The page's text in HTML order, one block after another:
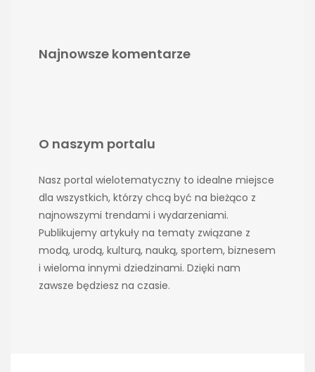
Najnowsze komentarze
O naszym portalu
Nasz portal wielotematyczny to idealne miejsce
dla wszystkich, którzy chcą być na bieżąco z
najnowszymi trendami i wydarzeniami.
Publikujemy artykuły na tematy związane z
modą, urodą, kulturą, nauką, sportem, biznesem
i wieloma innymi dziedzinami. Dzięki nam
zawsze będziesz na czasie.